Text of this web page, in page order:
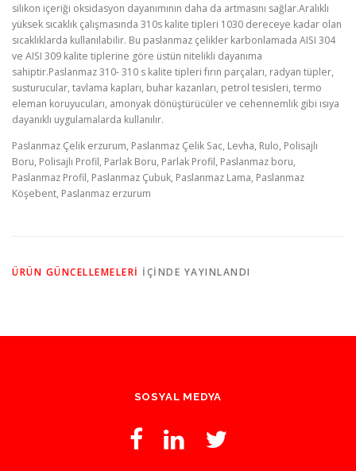
silikon içeriği oksidasyon dayanımının daha da artmasını sağlar.Aralıklı
yüksek sıcaklık çalışmasında 310s kalite tipleri 1030 dereceye kadar olan
sıcaklıklarda kullanılabilir. Bu paslanmaz çelikler karbonlamada AISI 304
ve AISI 309 kalite tiplerine göre üstün nitelikli dayanıma
sahiptir.Paslanmaz 310- 310 s kalite tipleri fırın parçaları, radyan tüpler,
susturucular, tavlama kapları, buhar kazanları, petrol tesisleri, termo
eleman koruyucuları, amonyak dönüştürücüler ve cehennemlik gibi ısıya
dayanıklı uygulamalarda kullanılır.
Paslanmaz Çelik erzurum, Paslanmaz Çelik Sac, Levha, Rulo, Polisajlı
Boru, Polisajlı Profil, Parlak Boru, Parlak Profil, Paslanmaz boru,
Paslanmaz Profil, Paslanmaz Çubuk, Paslanmaz Lama, Paslanmaz
Köşebent, Paslanmaz erzurum
ÜRÜN GÜNCELLEMELERİ IÇINDE YAYINLANDI
SOSYAL MEDYA